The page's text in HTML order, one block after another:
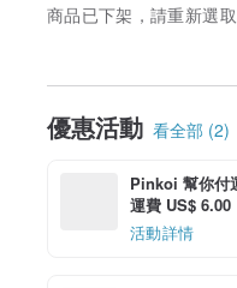
商品已下架，請重新選
優惠活動 看全部 (2)
Pinkoi 幫你付
運費 US$ 6.00
活動詳情